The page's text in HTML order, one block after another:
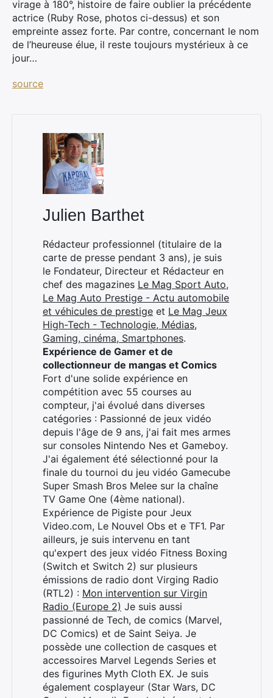
virage à 180°, histoire de faire oublier la précédente
actrice (Ruby Rose, photos ci-dessus) et son
empreinte assez forte. Par contre, concernant le nom
de l’heureuse élue, il reste toujours mystérieux à ce
jour…
source
Julien Barthet
Rédacteur professionnel (titulaire de la
carte de presse pendant 3 ans), je suis
le Fondateur, Directeur et Rédacteur en
chef des magazines Le Mag Sport Auto,
Le Mag Auto Prestige - Actu automobile
et véhicules de prestige et Le Mag Jeux
High-Tech - Technologie, Médias,
Gaming, cinéma, Smartphones.
Expérience de Gamer et de
collectionneur de mangas et Comics
Fort d'une solide expérience en
compétition avec 55 courses au
compteur, j'ai évolué dans diverses
catégories : Passionné de jeux vidéo
depuis l'âge de 9 ans, j'ai fait mes armes
sur consoles Nintendo Nes et Gameboy.
J'ai également été sélectionné pour la
finale du tournoi du jeu vidéo Gamecube
Super Smash Bros Melee sur la chaîne
TV Game One (4ème national).
Expérience de Pigiste pour Jeux
Video.com, Le Nouvel Obs et e TF1. Par
ailleurs, je suis intervenu en tant
qu'expert des jeux vidéo Fitness Boxing
(Switch et Switch 2) sur plusieurs
émissions de radio dont Virging Radio
(RTL2) : Mon intervention sur Virgin
Radio (Europe 2) Je suis aussi
passionné de Tech, de comics (Marvel,
DC Comics) et de Saint Seiya. Je
possède une collection de casques et
accessoires Marvel Legends Series et
des figurines Myth Cloth EX. Je suis
également cosplayeur (Star Wars, DC
×
: